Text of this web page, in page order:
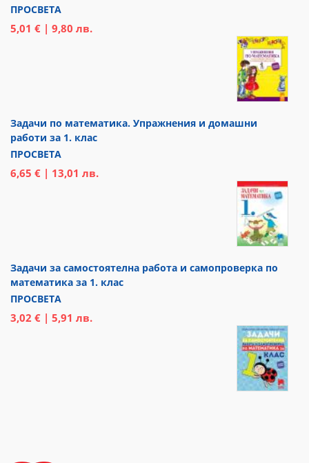
ПРОСВЕТА
5,01 € | 9,80 лв.
Задачи по математика. Упражнения и домашни
работи за 1. клас
ПРОСВЕТА
6,65 € | 13,01 лв.
Задачи за самостоятелна работа и самопроверка по
математика за 1. клас
ПРОСВЕТА
3,02 € | 5,91 лв.